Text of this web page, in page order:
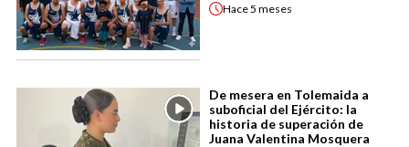
Hace5 meses
De mesera en Tolemaida a
suboficial del Ejército: la
historia de superación de
Juana Valentina Mosquera